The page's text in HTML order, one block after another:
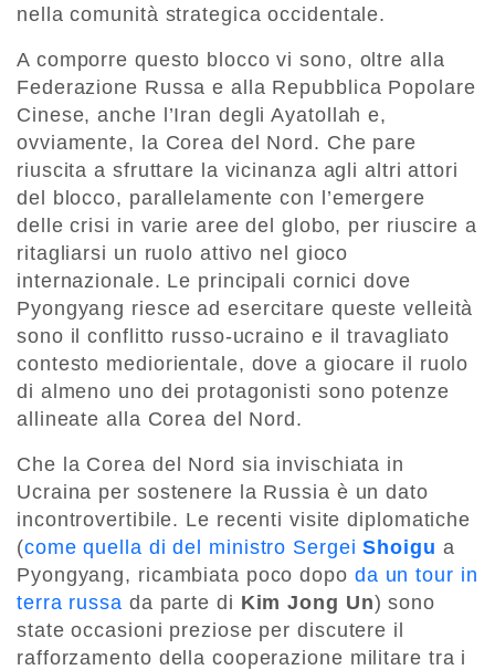
nella comunità strategica occidentale.
A comporre questo blocco vi sono, oltre alla
Federazione Russa e alla Repubblica Popolare
Cinese, anche l’Iran degli Ayatollah e,
ovviamente, la Corea del Nord. Che pare
riuscita a sfruttare la vicinanza agli altri attori
del blocco, parallelamente con l’emergere
delle crisi in varie aree del globo, per riuscire a
ritagliarsi un ruolo attivo nel gioco
internazionale. Le principali cornici dove
Pyongyang riesce ad esercitare queste velleità
sono il conflitto russo-ucraino e il travagliato
contesto mediorientale, dove a giocare il ruolo
di almeno uno dei protagonisti sono potenze
allineate alla Corea del Nord.
Che la Corea del Nord sia invischiata in
Ucraina per sostenere la Russia è un dato
incontrovertibile. Le recenti visite diplomatiche
(come quella di del ministro SergeiShoigu a
Pyongyang, ricambiata poco dopo da un tour in
terra russa da parte di Kim Jong Un) sono
state occasioni preziose per discutere il
rafforzamento della cooperazione militare tra i